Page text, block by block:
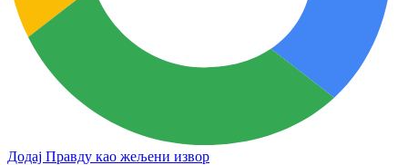
Додај Правду као жељени извор